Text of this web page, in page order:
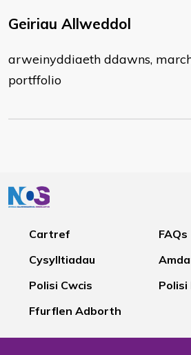
Geiriau Allweddol
arweinyddiaeth ddawns,
portffolio
Cartref
FAQs
Cysylltiadau
Polisi Cwcis
Ffurflen Adborth